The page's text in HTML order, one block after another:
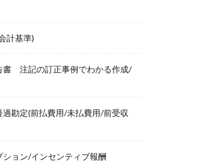
計基準)
書 注記の訂正事例でわかる作成/
過勘定(前払費用/未払費用/前受収
ション/インセンティブ報酬